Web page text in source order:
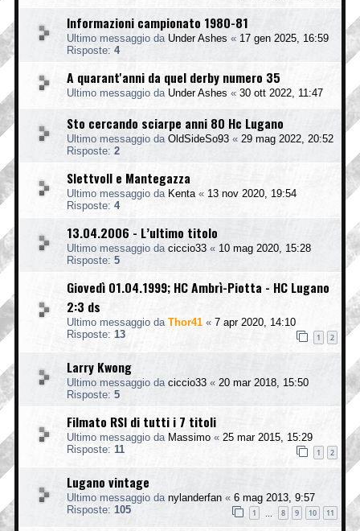
Informazioni campionato 1980-81
Ultimo messaggio da Under Ashes « 17 gen 2025, 16:59
Risposte: 4
A quarant'anni da quel derby numero 35
Ultimo messaggio da Under Ashes « 30 ott 2022, 11:47
Sto cercando sciarpe anni 80 Hc Lugano
Ultimo messaggio da OldSideSo93 « 29 mag 2022, 20:52
Risposte: 2
Slettvoll e Mantegazza
Ultimo messaggio da Kenta « 13 nov 2020, 19:54
Risposte: 4
13.04.2006 - L’ultimo titolo
Ultimo messaggio da ciccio33 « 10 mag 2020, 15:28
Risposte: 5
Giovedì 01.04.1999; HC Ambrì-Piotta - HC Lugano
2:3 ds
Ultimo messaggio da Thor41 « 7 apr 2020, 14:10
Risposte: 13 1 2
Larry Kwong
Ultimo messaggio da ciccio33 « 20 mar 2018, 15:50
Risposte: 5
Filmato RSI di tutti i 7 titoli
Ultimo messaggio da Massimo « 25 mar 2015, 15:29
Risposte: 11 1 2
Lugano vintage
Ultimo messaggio da nylanderfan « 6 mag 2013, 9:57
Risposte: 105 1 8 9 10 11